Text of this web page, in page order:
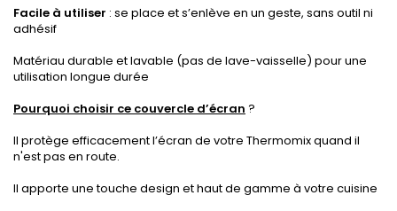
Facile à utiliser : se place et s’enlève en un geste, sans outil ni
adhésif
Matériau durable et lavable (pas de lave-vaisselle) pour une
utilisation longue durée
Pourquoi choisir ce couvercle d’écran ?
Il protège efficacement l’écran de votre Thermomix quand il
n'est pas en route.
Il apporte une touche design et haut de gamme à votre cuisine